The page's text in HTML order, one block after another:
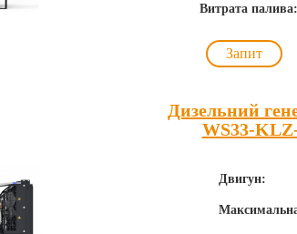
Витрата палива:
Запит
Дизельний
WS33-
Двигун: